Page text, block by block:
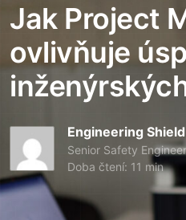
Jak Project
ovlivňuje
Engineering Shield
Senior Safety Engineer
Doba čtení: 11 min